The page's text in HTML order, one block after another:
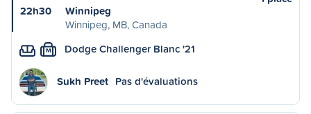
22h30
Winnipeg
Winnipeg, MB, Canada
M Dodge Challenger Blanc '21
Sukh Preet Pas d'évaluations